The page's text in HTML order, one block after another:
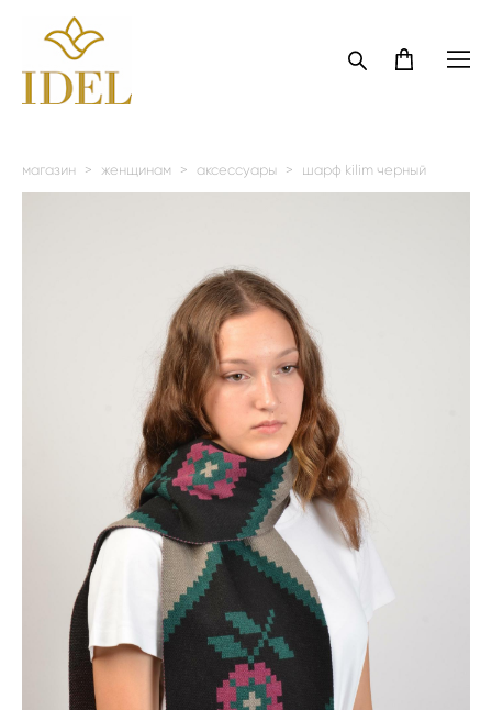
магазин > женщинам > аксессуары > шарф kilim черный